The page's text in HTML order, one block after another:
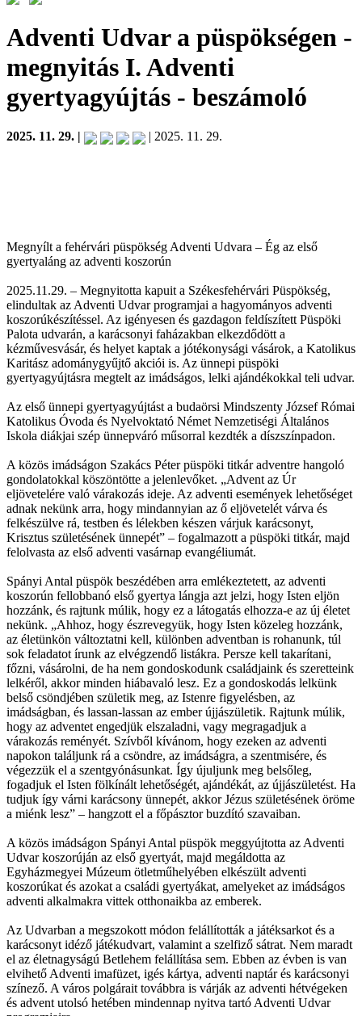
Adventi Udvar a püspökségen -
megnyitás I. Adventi
gyertyagyújtás - beszámoló
2025. 11. 29. | | 2025. 11. 29.
Megnyílt a fehérvári püspökség Adventi Udvara – Ég az első
gyertyaláng az adventi koszorún
2025.11.29. – Megnyitotta kapuit a Székesfehérvári Püspökség,
elindultak az Adventi Udvar programjai a hagyományos adventi
koszorúkészítéssel. Az igényesen és gazdagon feldíszített Püspöki
Palota udvarán, a karácsonyi faházakban elkezdődött a
kézművesvásár, és helyet kaptak a jótékonysági vásárok, a Katolikus
Karitász adománygyűjtő akciói is. Az ünnepi püspöki
gyertyagyújtásra megtelt az imádságos, lelki ajándékokkal teli udvar.
Az első ünnepi gyertyagyújtást a budaörsi Mindszenty József Római
Katolikus Óvoda és Nyelvoktató Német Nemzetiségi Általános
Iskola diákjai szép ünnepváró műsorral kezdték a díszszínpadon.
A közös imádságon Szakács Péter püspöki titkár adventre hangoló
gondolatokkal köszöntötte a jelenlevőket. „Advent az Úr
eljövetelére való várakozás ideje. Az adventi események lehetőséget
adnak nekünk arra, hogy mindannyian az ő eljövetelét várva és
felkészülve rá, testben és lélekben készen várjuk karácsonyt,
Krisztus születésének ünnepét” – fogalmazott a püspöki titkár, majd
felolvasta az első adventi vasárnap evangéliumát.
Spányi Antal püspök beszédében arra emlékeztetett, az adventi
koszorún fellobbanó első gyertya lángja azt jelzi, hogy Isten eljön
hozzánk, és rajtunk múlik, hogy ez a látogatás elhozza-e az új életet
nekünk. „Ahhoz, hogy észrevegyük, hogy Isten közeleg hozzánk,
az életünkön változtatni kell, különben adventban is rohanunk, túl
sok feladatot írunk az elvégzendő listákra. Persze kell takarítani,
főzni, vásárolni, de ha nem gondoskodunk családjaink és szeretteink
lelkéről, akkor minden hiábavaló lesz. Ez a gondoskodás lelkünk
belső csöndjében születik meg, az Istenre figyelésben, az
imádságban, és lassan-lassan az ember újjászületik. Rajtunk múlik,
hogy az adventet engedjük elszaladni, vagy megragadjuk a
várakozás reményét. Szívből kívánom, hogy ezeken az adventi
napokon találjunk rá a csöndre, az imádságra, a szentmisére, és
végezzük el a szentgyónásunkat. Így újuljunk meg belsőleg,
fogadjuk el Isten fölkínált lehetőségét, ajándékát, az újjászületést. Ha
tudjuk így várni karácsony ünnepét, akkor Jézus születésének öröme
a miénk lesz” – hangzott el a főpásztor buzdító szavaiban.
A közös imádságon Spányi Antal püspök meggyújtotta az Adventi
Udvar koszorúján az első gyertyát, majd megáldotta az
Egyházmegyei Múzeum ötletműhelyében elkészült adventi
koszorúkat és azokat a családi gyertyákat, amelyeket az imádságos
adventi alkalmakra vittek otthonaikba az emberek.
Az Udvarban a megszokott módon felállították a játéksarkot és a
karácsonyt idéző játékudvart, valamint a szelfiző sátrat. Nem maradt
el az életnagyságú Betlehem felállítása sem. Ebben az évben is van
elvihető Adventi imafüzet, igés kártya, adventi naptár és karácsonyi
színező. A város polgárait továbbra is várják az adventi hétvégeken
és advent utolsó hetében mindennap nyitva tartó Adventi Udvar